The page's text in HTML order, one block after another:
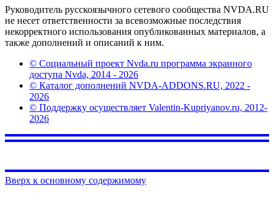
Руководитель русскоязычного сетевого сообщества NVDA.RU
не несет ответственности за всевозможные последствия
некорректного использования опубликованных материалов, а
также дополнений и описаний к ним.
© Социальный проект Nvda.ru программа экранного
доступа Nvda, 2014 - 2026
© Каталог дополнений NVDA-ADDONS.RU, 2022 -
2026
© Поддержку осуществляет Valentin-Kupriyanov.ru, 2012-
2026
Вверх к основному содержимому